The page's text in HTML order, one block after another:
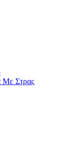
Με Στρας